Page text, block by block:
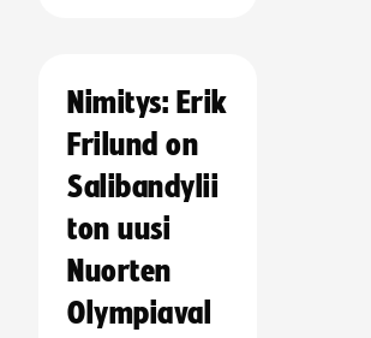
Nimitys: Erik
Frilund on
Salibandylii
ton uusi
Nuorten
Olympiaval